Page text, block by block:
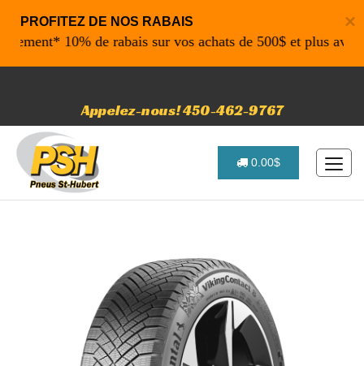
×
PROFITEZ DE NOS RABAIS
10% de rabais sur vos achats de 500$ et plus avant
Appelez-nous! 450-462-9767
0.00$